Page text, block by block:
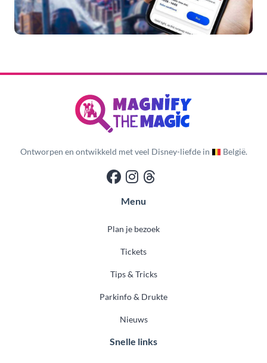
Ontworpen en ontwikkeld met veel Disney-liefde in België.
Menu
Plan je bezoek
Tickets
Tips & Tricks
Parkinfo & Drukte
Nieuws
Snelle links